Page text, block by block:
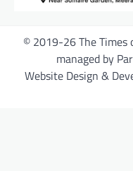
© 2019-26 The Times
managed by
Website Design &